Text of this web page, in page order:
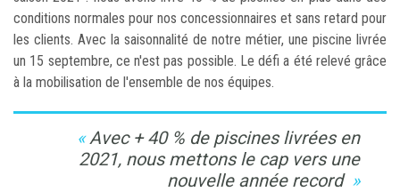
conditions normales pour nos concessionnaires et sans retard pour
les clients. Avec la saisonnalité de notre métier, une piscine livrée
un 15 septembre, ce n'est pas possible. Le défi a été relevé grâce
à la mobilisation de l'ensemble de nos équipes.
Avec + 40 % de piscines livrées en
2021, nous mettons le cap vers une
nouvelle année record